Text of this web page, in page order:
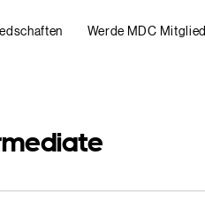
Werde MDC Mitglied